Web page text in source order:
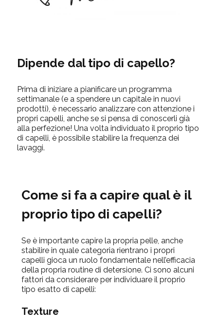
Dipende dal tipo di capello?
Prima di iniziare a pianificare un programma
settimanale (e a spendere un capitale in nuovi
prodotti), è necessario analizzare con attenzione i
propri capelli, anche se si pensa di conoscerli già
alla perfezione! Una volta individuato il proprio tipo
di capelli, è possibile stabilire la frequenza dei
lavaggi.
Come si fa a capire qual è il
proprio tipo di capelli?
Se è importante capire la propria pelle, anche
stabilire in quale categoria rientrano i propri
capelli gioca un ruolo fondamentale nell’efficacia
della propria routine di detersione. Ci sono alcuni
fattori da considerare per individuare il proprio
tipo esatto di capelli:
Texture